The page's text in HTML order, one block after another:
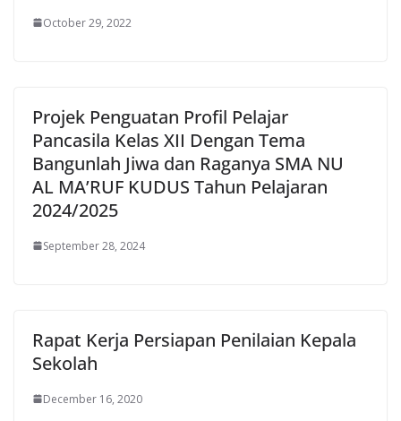
October 29, 2022
Projek Penguatan Profil Pelajar
Pancasila Kelas XII Dengan Tema
Bangunlah Jiwa dan Raganya SMA NU
AL MA’RUF KUDUS Tahun Pelajaran
2024/2025
September 28, 2024
Rapat Kerja Persiapan Penilaian Kepala
Sekolah
December 16, 2020